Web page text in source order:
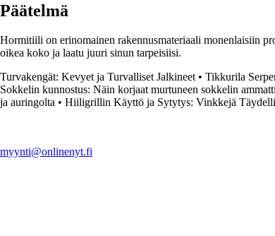
Päätelmä
Hormitiili on erinomainen rakennusmateriaali monenlaisiin
oikea koko ja laatu juuri sinun tarpeisiisi.
Turvakengät: Kevyet ja Turvalliset Jalkineet• Tikkurila
Sokkelin kunnostus: Näin korjaat murtuneen sokkelin
ja auringolta • Hiiligrillin Käyttö ja Sytytys: Vinkkejä
myynti@onlinenyt.fi